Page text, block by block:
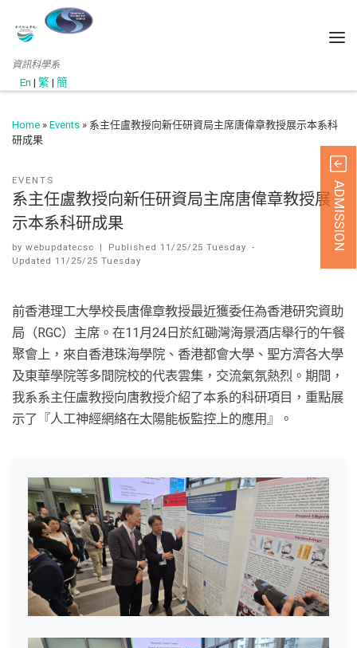
資訊科學系
En | 繁 | 簡
Home » Events » 系主任盧教授向新任研資局主席唐偉章教授展示本系科
研成果
EVENTS
系主任盧教授向新任研資局主席唐偉章教授展
示本系科研成果
by webupdatecsc | Published 11/25/25 Tuesday -
Updated 11/25/25 Tuesday
前香港理工大學校長唐偉章教授最近獲委任為香港研究資助
局（RGC）主席。在11月24日於紅磡灣海景酒店舉行的午餐
聚會上，來自香港珠海學院、香港都會大學、聖方濟各大學
及東華學院等多間院校的代表雲集，交流氣氛熱烈。期間，
我系系主任盧教授向唐教授介紹了本系的科研項目，重點展
示了『人工神經網絡在太陽能板監控上的應用』。
ADMISSION